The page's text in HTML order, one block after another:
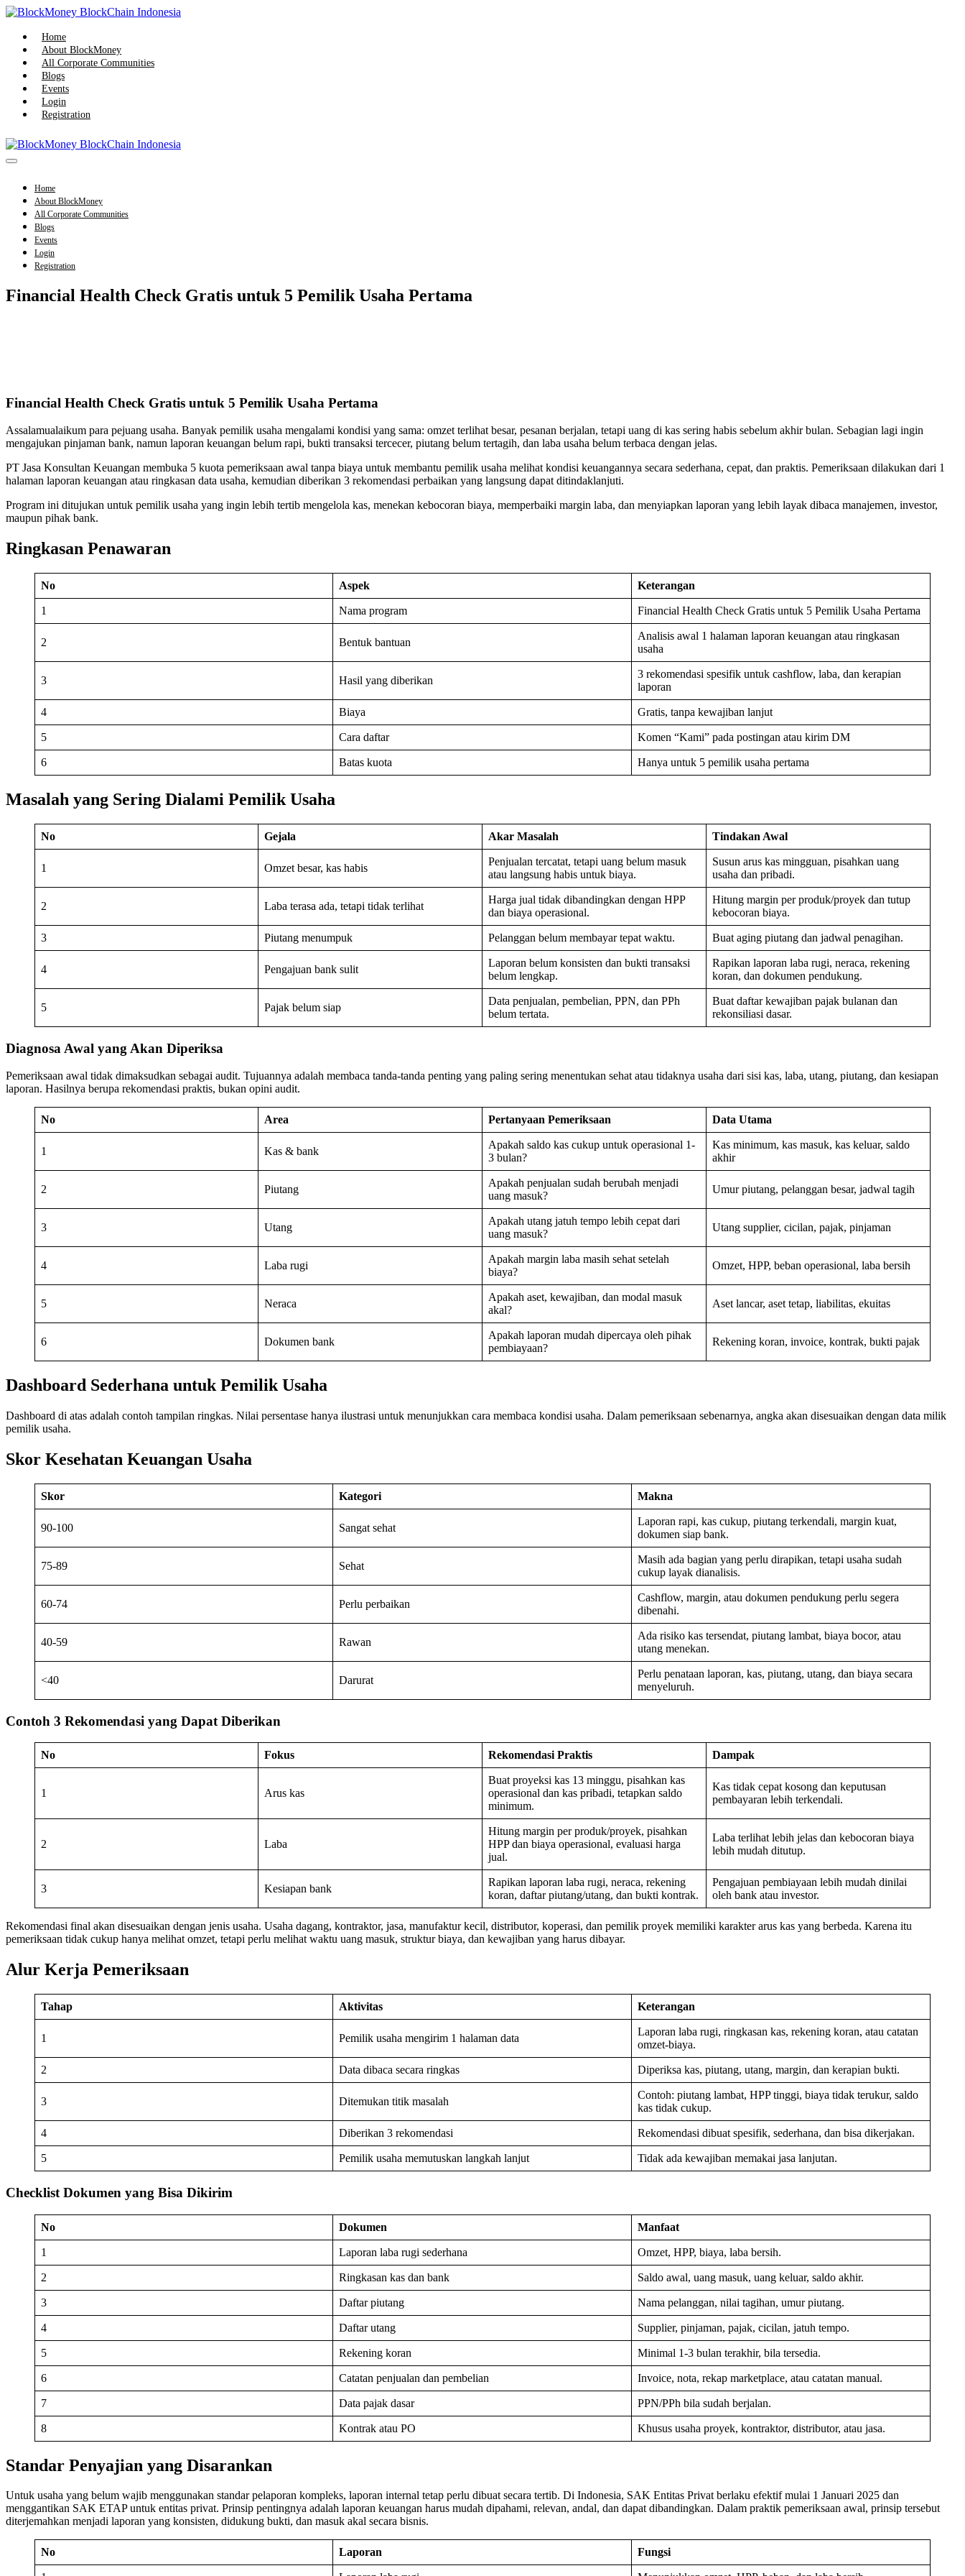
Skip
content
Home
About BlockMoney
All Corporate Communities
Blogs
Events
Login
Registration
Menu
Home
About BlockMoney
All Corporate Communities
Blogs
Events
Login
Registration
Financial Health Check Gratis untuk 5 Pemilik Usaha Pertama
Financial Health Check Gratis untuk 5 Pemilik Usaha Pertama
Assalamualaikum para pejuang usaha. Banyak pemilik usaha mengalami kondisi yang sama: omzet terlihat besar, pesanan berjalan, tetapi uang di kas sering habis sebelum akhir bulan. Sebagian lagi ingin
mengajukan pinjaman bank, namun laporan keuangan belum rapi, bukti transaksi tercecer, piutang belum tertagih, dan laba usaha belum terbaca dengan jelas.
PT Jasa Konsultan Keuangan membuka 5 kuota pemeriksaan awal tanpa biaya untuk membantu pemilik usaha melihat kondisi keuangannya secara sederhana, cepat, dan praktis. Pemeriksaan dilakukan dari 1
halaman laporan keuangan atau ringkasan data usaha, kemudian diberikan 3 rekomendasi perbaikan yang langsung dapat ditindaklanjuti.
Program ini ditujukan untuk pemilik usaha yang ingin lebih tertib mengelola kas, menekan kebocoran biaya, memperbaiki margin laba, dan menyiapkan laporan yang lebih layak dibaca manajemen, investor,
maupun pihak bank.
Ringkasan Penawaran
No Aspek Keterangan
1 Nama program Financial Health Check Gratis untuk 5 Pemilik Usaha Pertama
2 Bentuk bantuan
Analisis awal 1 halaman laporan keuangan atau ringkasan
usaha
3 Hasil yang diberikan
3 rekomendasi spesifik untuk cashflow, laba, dan kerapian
laporan
4 Biaya Gratis, tanpa kewajiban lanjut
5 Cara daftar Komen “Kami” pada postingan atau kirim DM
6 Batas kuota Hanya untuk 5 pemilik usaha pertama
Masalah yang Sering Dialami Pemilik Usaha
No Gejala Akar Masalah Tindakan Awal
1 Omzet besar, kas habis
Penjualan tercatat, tetapi uang belum masuk
atau langsung habis untuk biaya.
Susun arus kas mingguan, pisahkan uang
usaha dan pribadi.
2 Laba terasa ada, tetapi tidak terlihat
Harga jual tidak dibandingkan dengan HPP
dan biaya operasional.
Hitung margin per produk/proyek dan tutup
kebocoran biaya.
3 Piutang menumpuk Pelanggan belum membayar tepat waktu. Buat aging piutang dan jadwal penagihan.
4 Pengajuan bank sulit
Laporan belum konsisten dan bukti transaksi
belum lengkap.
Rapikan laporan laba rugi, neraca, rekening
koran, dan dokumen pendukung.
5 Pajak belum siap
Data penjualan, pembelian, PPN, dan PPh
belum tertata.
Buat daftar kewajiban pajak bulanan dan
rekonsiliasi dasar.
Diagnosa Awal yang Akan Diperiksa
Pemeriksaan awal tidak dimaksudkan sebagai audit. Tujuannya adalah membaca tanda-tanda penting yang paling sering menentukan sehat atau tidaknya usaha dari sisi kas, laba, utang, piutang, dan kesiapan
laporan. Hasilnya berupa rekomendasi praktis, bukan opini audit.
No Area Pertanyaan Pemeriksaan Data Utama
1 Kas & bank
Apakah saldo kas cukup untuk operasional 1-
3 bulan?
Kas minimum, kas masuk, kas keluar, saldo
akhir
2 Piutang
Apakah penjualan sudah berubah menjadi
uang masuk?
Umur piutang, pelanggan besar, jadwal tagih
3 Utang
Apakah utang jatuh tempo lebih cepat dari
uang masuk?
Utang supplier, cicilan, pajak, pinjaman
4 Laba rugi
Apakah margin laba masih sehat setelah
biaya?
Omzet, HPP, beban operasional, laba bersih
5 Neraca
Apakah aset, kewajiban, dan modal masuk
akal?
Aset lancar, aset tetap, liabilitas, ekuitas
6 Dokumen bank
Apakah laporan mudah dipercaya oleh pihak
pembiayaan?
Rekening koran, invoice, kontrak, bukti pajak
Dashboard Sederhana untuk Pemilik Usaha
Dashboard di atas adalah contoh tampilan ringkas. Nilai persentase hanya ilustrasi untuk menunjukkan cara membaca kondisi usaha. Dalam pemeriksaan sebenarnya, angka akan disesuaikan dengan data milik
pemilik usaha.
Skor Kesehatan Keuangan Usaha
Skor Kategori Makna
90-100 Sangat sehat
Laporan rapi, kas cukup, piutang terkendali, margin kuat,
dokumen siap bank.
75-89 Sehat
Masih ada bagian yang perlu dirapikan, tetapi usaha sudah
cukup layak dianalisis.
60-74 Perlu perbaikan
Cashflow, margin, atau dokumen pendukung perlu segera
dibenahi.
40-59 Rawan
Ada risiko kas tersendat, piutang lambat, biaya bocor, atau
utang menekan.
<40 Darurat
Perlu penataan laporan, kas, piutang, utang, dan biaya secara
menyeluruh.
Contoh 3 Rekomendasi yang Dapat Diberikan
No Fokus Rekomendasi Praktis Dampak
1 Arus kas
Buat proyeksi kas 13 minggu, pisahkan kas
operasional dan kas pribadi, tetapkan saldo
minimum.
Kas tidak cepat kosong dan keputusan
pembayaran lebih terkendali.
2 Laba
Hitung margin per produk/proyek, pisahkan
HPP dan biaya operasional, evaluasi harga
jual.
Laba terlihat lebih jelas dan kebocoran biaya
lebih mudah ditutup.
3 Kesiapan bank
Rapikan laporan laba rugi, neraca, rekening
koran, daftar piutang/utang, dan bukti kontrak.
Pengajuan pembiayaan lebih mudah dinilai
oleh bank atau investor.
Rekomendasi final akan disesuaikan dengan jenis usaha. Usaha dagang, kontraktor, jasa, manufaktur kecil, distributor, koperasi, dan pemilik proyek memiliki karakter arus kas yang berbeda. Karena itu
pemeriksaan tidak cukup hanya melihat omzet, tetapi perlu melihat waktu uang masuk, struktur biaya, dan kewajiban yang harus dibayar.
Alur Kerja Pemeriksaan
Tahap Aktivitas Keterangan
1 Pemilik usaha mengirim 1 halaman data
Laporan laba rugi, ringkasan kas, rekening koran, atau catatan
omzet-biaya.
2 Data dibaca secara ringkas Diperiksa kas, piutang, utang, margin, dan kerapian bukti.
3 Ditemukan titik masalah
Contoh: piutang lambat, HPP tinggi, biaya tidak terukur, saldo
kas tidak cukup.
4 Diberikan 3 rekomendasi Rekomendasi dibuat spesifik, sederhana, dan bisa dikerjakan.
5 Pemilik usaha memutuskan langkah lanjut Tidak ada kewajiban memakai jasa lanjutan.
Checklist Dokumen yang Bisa Dikirim
No Dokumen Manfaat
1 Laporan laba rugi sederhana Omzet, HPP, biaya, laba bersih.
2 Ringkasan kas dan bank Saldo awal, uang masuk, uang keluar, saldo akhir.
3 Daftar piutang Nama pelanggan, nilai tagihan, umur piutang.
4 Daftar utang Supplier, pinjaman, pajak, cicilan, jatuh tempo.
5 Rekening koran Minimal 1-3 bulan terakhir, bila tersedia.
6 Catatan penjualan dan pembelian Invoice, nota, rekap marketplace, atau catatan manual.
7 Data pajak dasar PPN/PPh bila sudah berjalan.
8 Kontrak atau PO Khusus usaha proyek, kontraktor, distributor, atau jasa.
Standar Penyajian yang Disarankan
Untuk usaha yang belum wajib menggunakan standar pelaporan kompleks, laporan internal tetap perlu dibuat secara tertib. Di Indonesia, SAK Entitas Privat berlaku efektif mulai 1 Januari 2025 dan
menggantikan SAK ETAP untuk entitas privat. Prinsip pentingnya adalah laporan keuangan harus mudah dipahami, relevan, andal, dan dapat dibandingkan. Dalam praktik pemeriksaan awal, prinsip tersebut
diterjemahkan menjadi laporan yang konsisten, didukung bukti, dan masuk akal secara bisnis.
No Laporan Fungsi